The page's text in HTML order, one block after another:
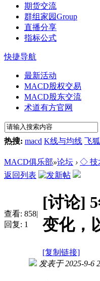
期货交流
群组家园Group
直播分享
指标公式
快捷导航
最新活动
MACD股权交易
MACD股东交流
术道有方官网
热搜: macd K线与均线 飞
MACD俱乐部»论坛 › ◇ 技
返回列表
查看: 858|
回复: 1
[讨论]
变化，
[复制链接]
发表于 2025-9-6